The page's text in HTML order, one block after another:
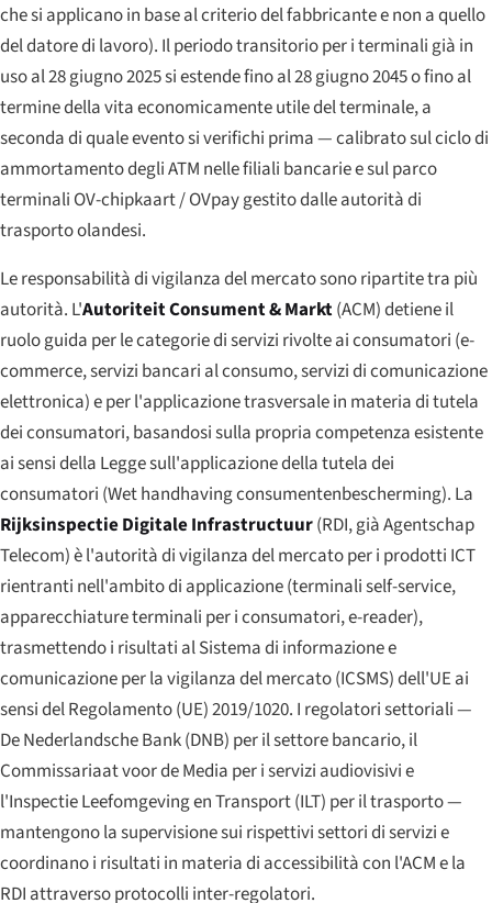
che si applicano in base al criterio del fabbricante e non a quello
del datore di lavoro). Il periodo transitorio per i terminali già in
uso al 28 giugno 2025 si estende fino al 28 giugno 2045 o fino al
termine della vita economicamente utile del terminale, a
seconda di quale evento si verifichi prima — calibrato sul ciclo di
ammortamento degli ATM nelle filiali bancarie e sul parco
terminali OV-chipkaart / OVpay gestito dalle autorità di
trasporto olandesi.
Le responsabilità di vigilanza del mercato sono ripartite tra più
autorità. L'Autoriteit Consument & Markt(ACM) detiene il
ruolo guida per le categorie di servizi rivolte ai consumatori (e-
commerce, servizi bancari al consumo, servizi di comunicazione
elettronica) e per l'applicazione trasversale in materia di tutela
dei consumatori, basandosi sulla propria competenza esistente
ai sensi della Legge sull'applicazione della tutela dei
consumatori (Wet handhaving consumentenbescherming). La
Rijksinspectie Digitale Infrastructuur(RDI, già Agentschap
Telecom) è l'autorità di vigilanza del mercato per i prodotti ICT
rientranti nell'ambito di applicazione (terminali self-service,
apparecchiature terminali per i consumatori, e-reader),
trasmettendo i risultati al Sistema di informazione e
comunicazione per la vigilanza del mercato (ICSMS) dell'UE ai
sensi del Regolamento (UE) 2019/1020. I regolatori settoriali —
De Nederlandsche Bank (DNB) per il settore bancario, il
Commissariaat voor de Media per i servizi audiovisivi e
l'Inspectie Leefomgeving en Transport (ILT) per il trasporto —
mantengono la supervisione sui rispettivi settori di servizi e
coordinano i risultati in materia di accessibilità con l'ACM e la
RDI attraverso protocolli inter-regolatori.